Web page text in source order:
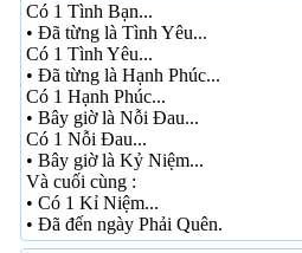
Có 1 Tình Bạn...
• Đã từng là Tình Yêu...
Có 1 Tình Yêu...
• Đã từng là Hạnh Phúc...
Có 1 Hạnh Phúc...
• Bây giờ là Nỗi Đau...
Có 1 Nỗi Đau...
• Bây giờ là Kỷ Niệm...
Và cuối cùng :
• Có 1 Kỉ Niệm...
• Đã đến ngày Phải Quên.